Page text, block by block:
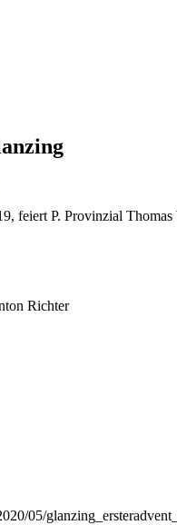
feiert P. Provinzial
Richter
05/